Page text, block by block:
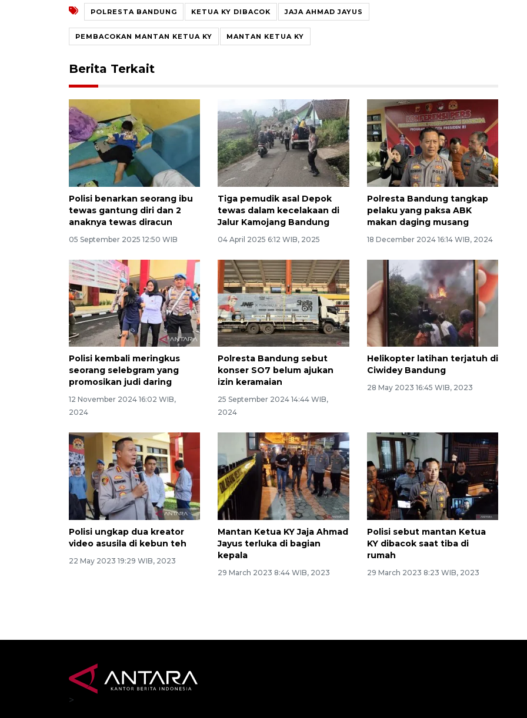
POLRESTA BANDUNG KETUA KY DIBACOK JAJA AHMAD JAYUS
PEMBACOKAN MANTAN KETUA KY MANTAN KETUA KY
Berita Terkait
Polisi benarkan seorang ibu
tewas gantung diri dan 2
anaknya tewas diracun
05 September 2025 12:50 WIB
Tiga pemudik asal Depok
tewas dalam kecelakaan di
Jalur Kamojang Bandung
04 April 2025 6:12 WIB, 2025
Polresta Bandung tangkap
pelaku yang paksa ABK
makan daging musang
18 December 2024 16:14 WIB, 2024
Polisi kembali meringkus
seorang selebgram yang
promosikan judi daring
12 November 2024 16:02 WIB,
2024
Polresta Bandung sebut
konser SO7 belum ajukan
izin keramaian
25 September 2024 14:44 WIB,
2024
Helikopter latihan terjatuh di
Ciwidey Bandung
28 May 2023 16:45 WIB, 2023
Polisi ungkap dua kreator
video asusila di kebun teh
22 May 2023 19:29 WIB, 2023
Mantan Ketua KY Jaja Ahmad
Jayus terluka di bagian
kepala
29 March 2023 8:44 WIB, 2023
Polisi sebut mantan Ketua
KY dibacok saat tiba di
rumah
29 March 2023 8:23 WIB, 2023
>